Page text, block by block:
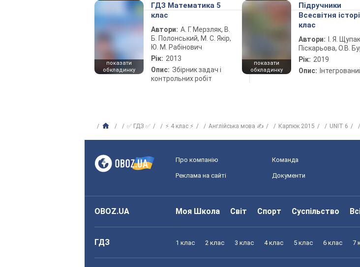
показати
обкладинку
ГДЗ Математика 5
клас
Автори: А. Г. Мерзляк, В.
Б. Полонський, М. С. Якір,
Ю. М. Рабінович
Рік: 2013
Опис: Збірник задач і
контрольних робіт
показати
обкладинку
Підручники
Всесвітня
клас
Автори:
І. Я.
Піскарьова, О.В.
Рік: 2019
Опис:
✅ ГДЗ ✅ ⚡ 4 клас ⚡ Англійська мова ✍ Карпюк 2015 UNIT 6
Про компанію Команда
Реклама на сайті Документи
OBOZ.UA Моя Школа Світ Спорт Суспільство
ГДЗ 1 клас 2 клас 3 клас 4 клас 5 клас 6 клас 7